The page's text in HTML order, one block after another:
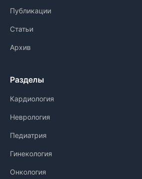
Публикации
Статьи
Архив
Разделы
Кардиология
Неврология
Педиатрия
Гинекология
Онкология